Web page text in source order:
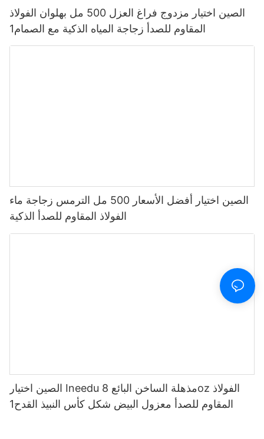
الصين اختيار مزدوج فراغ العزل 500 مل بهلوان الفولاذ
المقاوم للصدأ زجاجة المياه الذكية مع الصمام1
الصين اختيار أفضل الأسعار 500 مل الترمس زجاجة ماء
الفولاذ المقاوم للصدأ الذكية
الصين اختيار Ineedu مذهلة الساخن البائع 8oz الفولاذ
المقاوم للصدأ معزول البيض شكل كأس النبيذ القدح1